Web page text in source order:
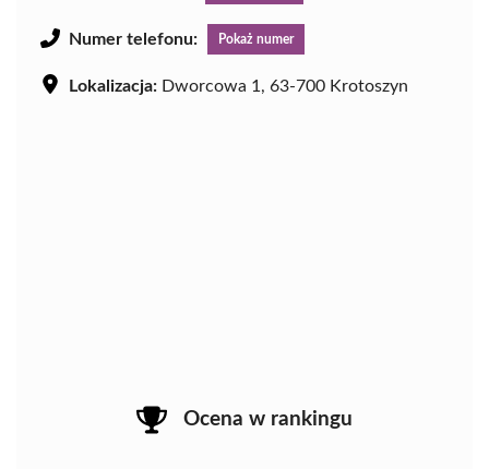
Numer telefonu: Pokaż numer
Lokalizacja: Dworcowa 1, 63-700 Krotoszyn
Ocena w rankingu